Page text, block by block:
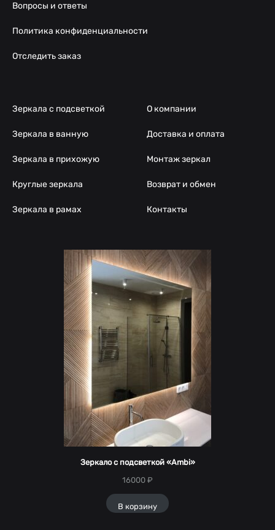
Вопросы и ответы
Политика конфиденциальности
Отследить заказ
Зеркала с подсветкой
Зеркала в ванную
Зеркала в прихожую
Круглые зеркала
Зеркала в рамах
О компании
Доставка и оплата
Монтаж зеркал
Возврат и обмен
Контакты
Зеркало с подсветкой «Ambi»
16000 ₽
В корзину